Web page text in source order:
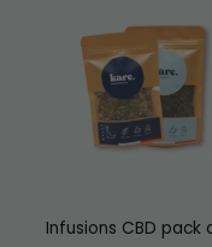
Infusions CBD pack